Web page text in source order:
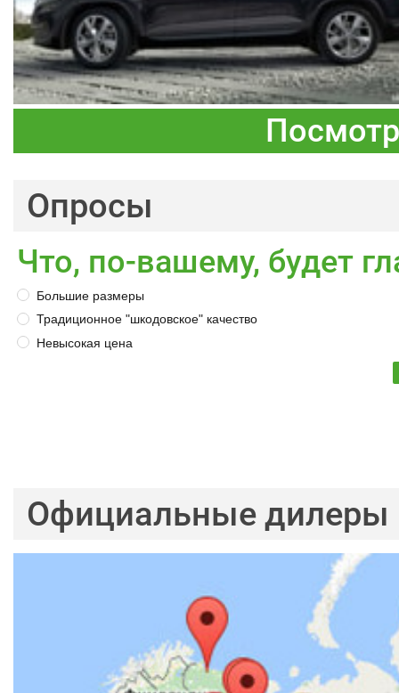
Опросы
Что, по-вашему, будет
Большие размеры
Традиционное "шкодовское" качество
Невысокая цена
Официальные дилеры